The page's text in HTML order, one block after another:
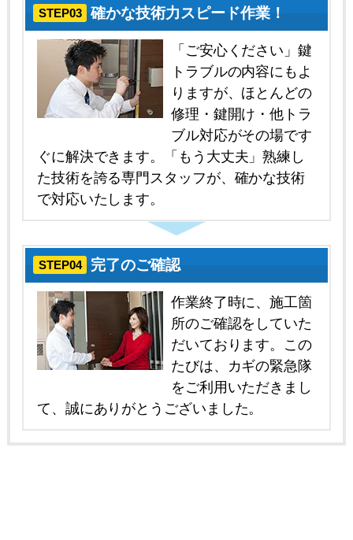
STEP03 確かな技術力スピード作業！
「ご安心ください」鍵
トラブルの内容にもよ
りますが、ほとんどの
修理・鍵開け・他トラ
ブル対応がその場です
ぐに解決できます。「もう大丈夫」熟練し
た技術を誇る専門スタッフが、確かな技術
で対応いたします。
STEP04 完了のご確認
作業終了時に、施工箇
所のご確認をしていた
だいております。この
たびは、カギの緊急隊
をご利用いただきまし
て、誠にありがとうございました。